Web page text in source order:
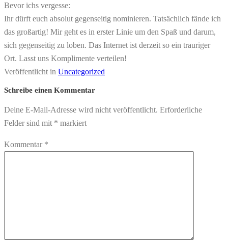
Bevor ichs vergesse:
Ihr dürft euch absolut gegenseitig nominieren. Tatsächlich fände ich
das großartig! Mir geht es in erster Linie um den Spaß und darum,
sich gegenseitig zu loben. Das Internet ist derzeit so ein trauriger
Ort. Lasst uns Komplimente verteilen!
Veröffentlicht in Uncategorized
Schreibe einen Kommentar
Deine E-Mail-Adresse wird nicht veröffentlicht. Erforderliche
Felder sind mit * markiert
Kommentar *